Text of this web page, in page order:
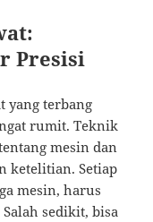
Presisi
yang terbang
rumit. Teknik
mesin dan
ketelitian. Setiap
mesin, harus
sedikit, bisa